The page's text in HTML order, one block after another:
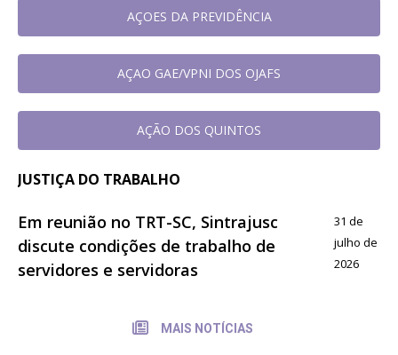
AÇOES DA PREVIDÊNCIA
AÇAO GAE/VPNI DOS OJAFS
AÇÃO DOS QUINTOS
JUSTIÇA DO TRABALHO
Em reunião no TRT-SC, Sintrajusc
discute condições de trabalho de
servidores e servidoras
31 de
julho de
2026
MAIS NOTÍCIAS